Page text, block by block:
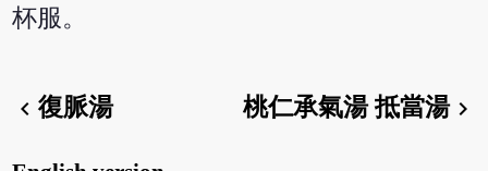
杯服。
chevron_left復脈湯 桃仁承氣湯 抵當湯chevron_right